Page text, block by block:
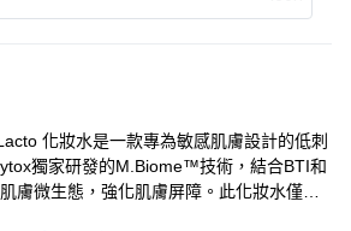
化妝水是一款專為敏感肌膚設計的低刺
獨家研發的M.Biome™技術，結合BTI和
膚微生態，強化肌膚屏障。此化妝水僅使